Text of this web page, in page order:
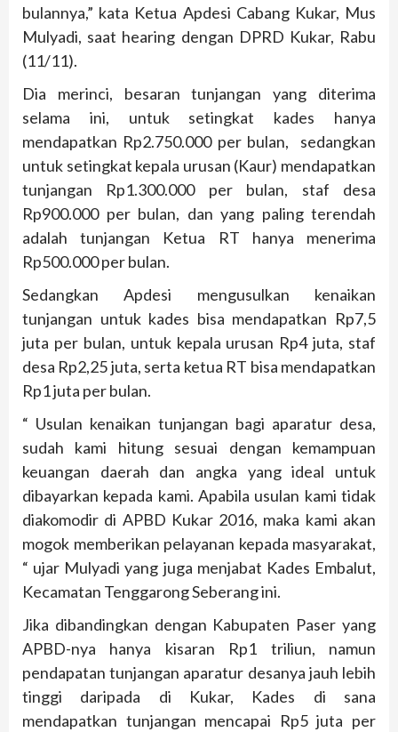
bulannya,” kata Ketua Apdesi Cabang Kukar, Mus
Mulyadi, saat hearing dengan DPRD Kukar, Rabu
(11/11).
Dia merinci, besaran tunjangan yang diterima
selama ini, untuk setingkat kades hanya
mendapatkan Rp2.750.000 per bulan, sedangkan
untuk setingkat kepala urusan (Kaur) mendapatkan
tunjangan Rp1.300.000 per bulan, staf desa
Rp900.000 per bulan, dan yang paling terendah
adalah tunjangan Ketua RT hanya menerima
Rp500.000 per bulan.
Sedangkan Apdesi mengusulkan kenaikan
tunjangan untuk kades bisa mendapatkan Rp7,5
juta per bulan, untuk kepala urusan Rp4 juta, staf
desa Rp2,25 juta, serta ketua RT bisa mendapatkan
Rp1 juta per bulan.
“ Usulan kenaikan tunjangan bagi aparatur desa,
sudah kami hitung sesuai dengan kemampuan
keuangan daerah dan angka yang ideal untuk
dibayarkan kepada kami. Apabila usulan kami tidak
diakomodir di APBD Kukar 2016, maka kami akan
mogok memberikan pelayanan kepada masyarakat,
“ ujar Mulyadi yang juga menjabat Kades Embalut,
Kecamatan Tenggarong Seberang ini.
Jika dibandingkan dengan Kabupaten Paser yang
APBD-nya hanya kisaran Rp1 triliun, namun
pendapatan tunjangan aparatur desanya jauh lebih
tinggi daripada di Kukar, Kades di sana
mendapatkan tunjangan mencapai Rp5 juta per